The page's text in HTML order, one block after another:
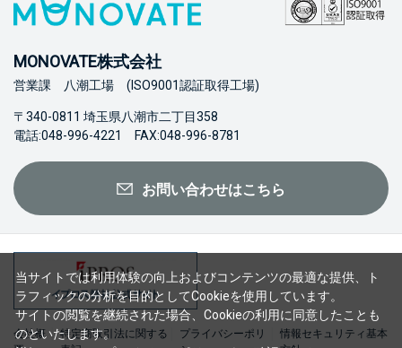
MONOVATE株式会社
営業課 八潮工場 (ISO9001認証取得工場)
〒340-0811 埼玉県八潮市二丁目358
電話:048-996-4221 FAX:048-996-8781
お問い合わせはこちら
会社概
特定商取引法に関する
プライバシーポリ
情報セキュリティ基本
当サイトでは利用体験の向上およびコンテンツの最適な提供、ト
ラフィックの分析を目的としてCookieを使用しています。
サイトの閲覧を継続された場合、Cookieの利用に同意したことも
のといたします。